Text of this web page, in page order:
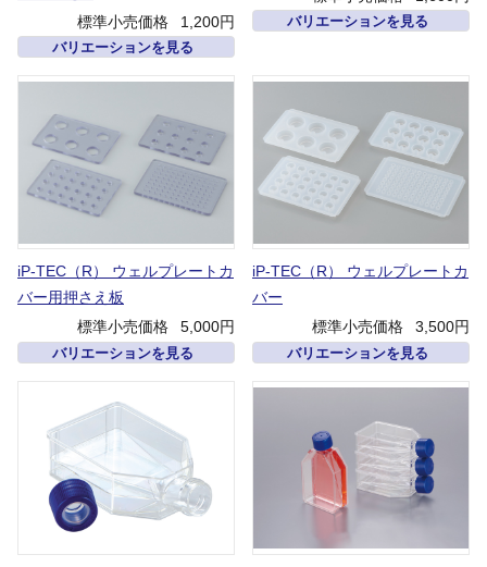
標準小売価格
1,200円
バリエーションを見る
バリエーションを見る
iP-TEC（R） ウェルプレートカ
バー用押さえ板
標準小売価格
5,000円
バリエーションを見る
iP-TEC（R） ウェルプレートカ
バー
標準小売価格
3,500円
バリエーションを見る